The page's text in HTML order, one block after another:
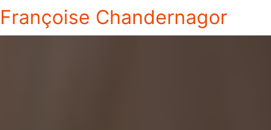
Françoise Chandernagor